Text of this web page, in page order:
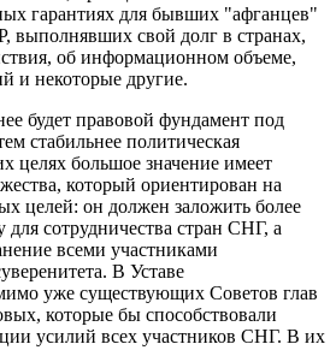
гарантиях для бывших "афганцев"
выполнявших свой долг в странах,
об информационном объеме,
и некоторые другие.
будет правовой фундамент под
стабильнее политическая
целях большое значение имеет
который ориентирован на
целей: он должен заложить более
сотрудничества стран СНГ, а
всеми участниками
В Уставе
уже существующих Советов глав
которые бы способствовали
усилий всех участников СНГ. В их